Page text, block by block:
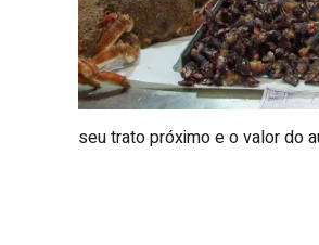
seu trato próximo e o valor do